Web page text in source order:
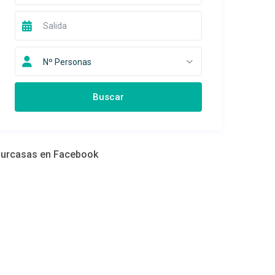
Nº Personas
en Facebook